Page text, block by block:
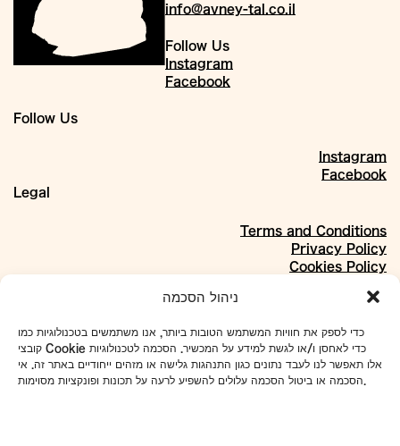
ניהול הסכמה
כדי לספק את חוויות המשתמש הטובות ביותר, אנו משתמשים בטכנולוגיות כמו
קובצי Cookie כדי לאחסן ו/או לגשת למידע על המכשיר. הסכמה לטכנולוגיות
אלו תאפשר לנו לעבד נתונים כגון התנהגות גלישה או מזהים ייחודיים באתר זה. אי
Follow Us
Instagram
Facebook
Legal
Terms and Conditions
Privacy Policy
Cookies Policy
Materials
Projects
Collaborations
info@avney-tal.co.il
Follow Us
Instagram
Facebook